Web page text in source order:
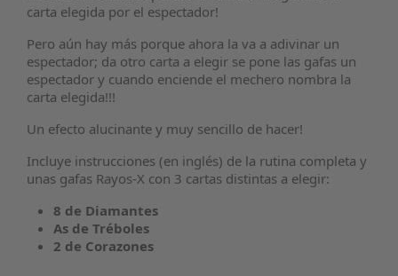
carta elegida por el espectador!
Pero aún hay más porque ahora la va a adivinar un
espectador; da otro carta a elegir se pone las gafas un
espectador y cuando enciende el mechero nombra la
carta elegida!!!
Un efecto alucinante y muy sencillo de hacer!
Incluye instrucciones (en inglés) de la rutina completa y
unas gafas Rayos-X con 3 cartas distintas a elegir:
8 de Diamantes
As de Tréboles
2 de Corazones